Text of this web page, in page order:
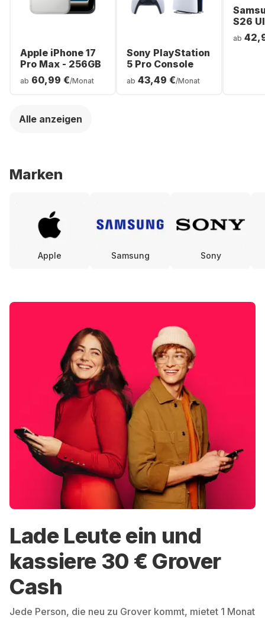
Apple iPhone 17
Pro Max - 256GB
ab 60,99 €/Monat
Sony PlayStation
5 Pro Console
ab 43,49 €/Monat
S26
ab
Alle anzeigen
Marken
Apple Samsung Sony
Lade Leute ein und
kassiere 30 € Grover
Cash
Jede Person, die neu zu Grover kommt, mietet 1 Monat